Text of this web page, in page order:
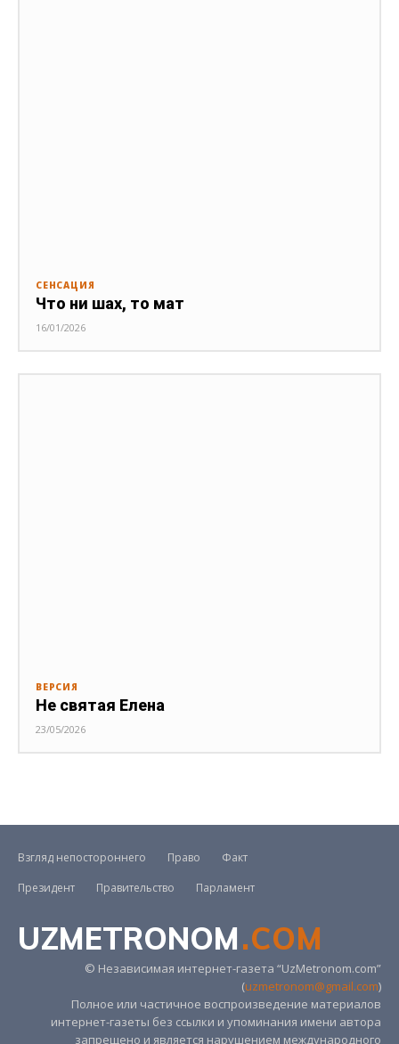
СЕНСАЦИЯ
Что ни шах, то мат
16/01/2026
ВЕРСИЯ
Не святая Елена
23/05/2026
Взгляд непостороннего Право
Факт
Президент
Правительство Парламент
UZMETRONOM.COM
© Независимая интернет-газета “UzMetronom.com”
(uzmetronom@gmail.com)
Полное или частичное воспроизведение материалов
интернет-газеты без ссылки и упоминания имени автора
запрещено и является нарушением международного